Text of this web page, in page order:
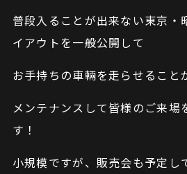
普段入ることが出来ない東京・
イアウトを一般公開して
お手持ちの車輛を走らせること
メンテナンスして皆様のご来場
す！
小規模ですが、販売会も予定し